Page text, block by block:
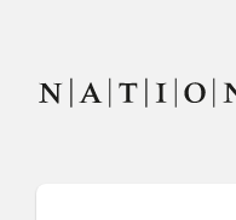
navigation